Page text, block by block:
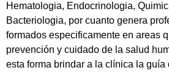
Hematologia, Endocrinologia,
Bacteriologia, por cuanto genera
formados especificamente en areas
prevención y cuidado de la salud
esta forma brindar a la clínica la guía